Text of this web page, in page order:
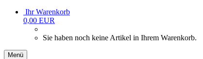
Ihr Warenkorb
0,00 EUR
Sie haben noch keine Artikel in Ihrem Warenkorb.
Menü